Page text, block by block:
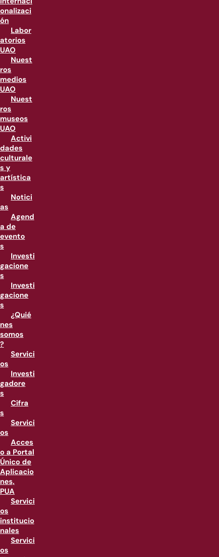
onalizaci
ón
Labor
atorios
UAO
Nuest
ros
medios
UAO
Nuest
ros
museos
UAO
Activi
dades
culturale
s y
artística
s
Notici
as
Agend
a de
evento
s
Investi
gacione
s
Investi
gacione
s
¿Quié
nes
somos
?
Servici
os
Investi
gadore
s
Cifra
s
Servici
os
Acces
o a Portal
Único de
Aplicacio
nes,
PUA
Servici
os
institucio
nales
Servici
os